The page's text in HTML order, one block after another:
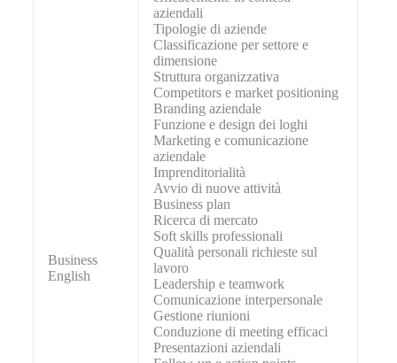
Business
English
aziendali
Tipologie di aziende
Classificazione per settore e
dimensione
Struttura organizzativa
Competitors e market positioning
Branding aziendale
Funzione e design dei loghi
Marketing e comunicazione
aziendale
Imprenditorialità
Avvio di nuove attività
Business plan
Ricerca di mercato
Soft skills professionali
Qualità personali richieste sul
lavoro
Leadership e teamwork
Comunicazione interpersonale
Gestione riunioni
Conduzione di meeting efficaci
Presentazioni aziendali